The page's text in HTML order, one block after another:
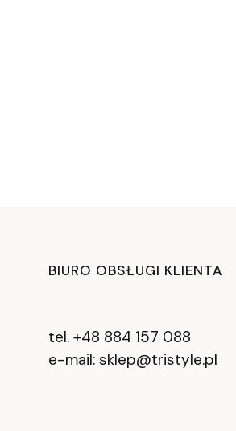
BIURO OBSŁUGI KLIENTA
tel. +48 884 157 088
e-mail: sklep@tristyle.pl